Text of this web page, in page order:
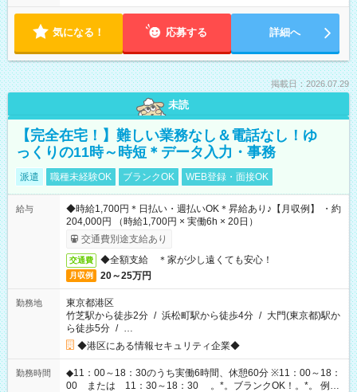
気になる！ 応募する 詳細へ
掲載日：2026.07.29
未読
【完全在宅！】難しい業務なし＆電話なし！ゆ
っくりの11時～時短＊データ入力・事務
派遣 職種未経験OK ブランクOK WEB登録・面接OK
給与
◆時給1,700円＊日払い・週払いOK＊昇給あり♪【月収例】 ・約
204,000円 （時給1,700円 × 実働6h × 20日）
交通費別途支給あり
交通費 ◆全額支給 ＊家が少し遠くても安心！
月収例 20～25万円
勤務地
東京都港区
竹芝駅から徒歩2分 / 浜松町駅から徒歩4分 / 大門(東京都)駅か
ら徒歩5分 / …
◆港区にある情報セキュリティ企業◆
勤務時間
◆11：00～18：30のうち実働6時間、休憩60分 ※11：00～18：
00 または 11：30～18：30 。*。ブランクOK！。*。 例え